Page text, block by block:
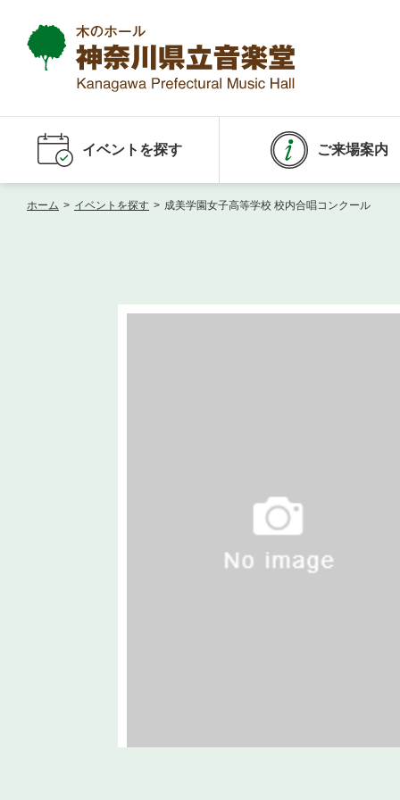
イベントを探す ご来場案内
ホーム > イベントを探す > 成美学園女子高等学校 校内合唱コンクール